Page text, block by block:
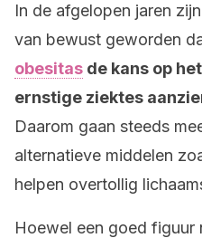
In de afgelopen jaren
van bewust geworden
obesitas de kans op
ernstige ziektes
Daarom gaan steeds
alternatieve middelen
helpen overtollig
Hoewel een goed figuur